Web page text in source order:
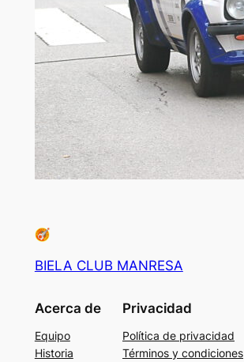
BIELA CLUB MANRESA
Acerca de
Equipo
Historia
Privacidad
Política de privacidad
Términos y condiciones